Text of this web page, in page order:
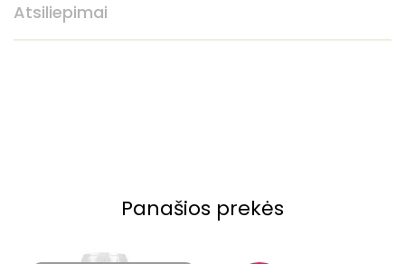
Atsiliepimai
Panašios prekės